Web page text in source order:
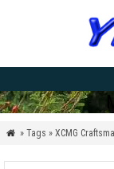
 » Tags » XCMG